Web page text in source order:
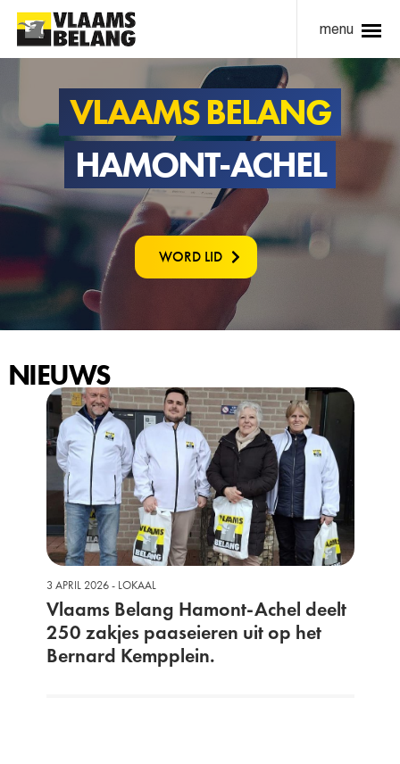
menu
VLAAMS BELANG
HAMONT-ACHEL
WORD LID
NIEUWS
3 APRIL 2026 - LOKAAL
Vlaams Belang Hamont-Achel deelt
250 zakjes paaseieren uit op het
Bernard Kempplein.